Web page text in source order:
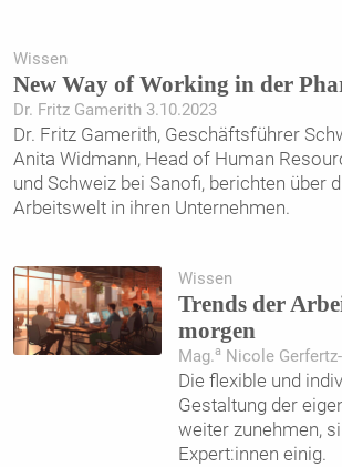
Wissen
New Way of Working in der
Dr. Fritz Gamerith 3.10.2023
Dr. Fritz Gamerith, Geschäftsführer
Anita Widmann, Head of Human
und Schweiz bei Sanofi, berichten über
Arbeitswelt in ihren Unternehmen.
Wissen
Trends der
morgen
Mag.a Nicole
Die flexible und
Gestaltung der
weiter zunehmen,
Expert:innen einig.